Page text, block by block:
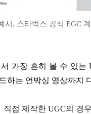
시, 스타벅스 공식 EGC
가장 흔히 볼 수 있
하는 언박싱 영상까지
접 제작한 UGC의 경